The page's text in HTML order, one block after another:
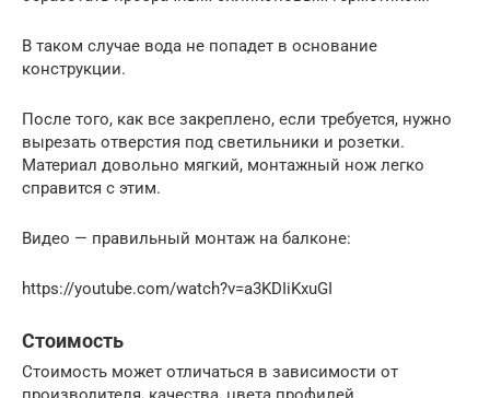
В таком случае вода не попадет в основание
конструкции.
После того, как все закреплено, если требуется, нужно
вырезать отверстия под светильники и розетки.
Материал довольно мягкий, монтажный нож легко
справится с этим.
Видео — правильный монтаж на балконе:
https://youtube.com/watch?v=a3KDIiKxuGI
Стоимость
Стоимость может отличаться в зависимости от